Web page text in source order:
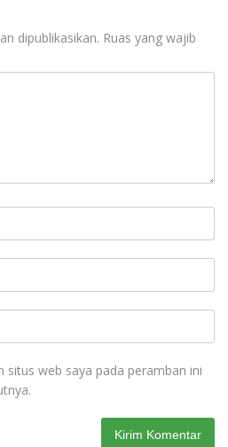
dipublikasikan. Ruas yang wajib
situs web saya pada peramban ini